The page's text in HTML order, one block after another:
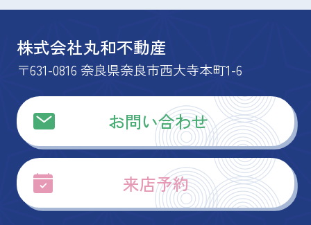
株式会社丸和不動産
〒631-0816 奈良県奈良市西大寺本町1-6
お問い合わせ
来店予約